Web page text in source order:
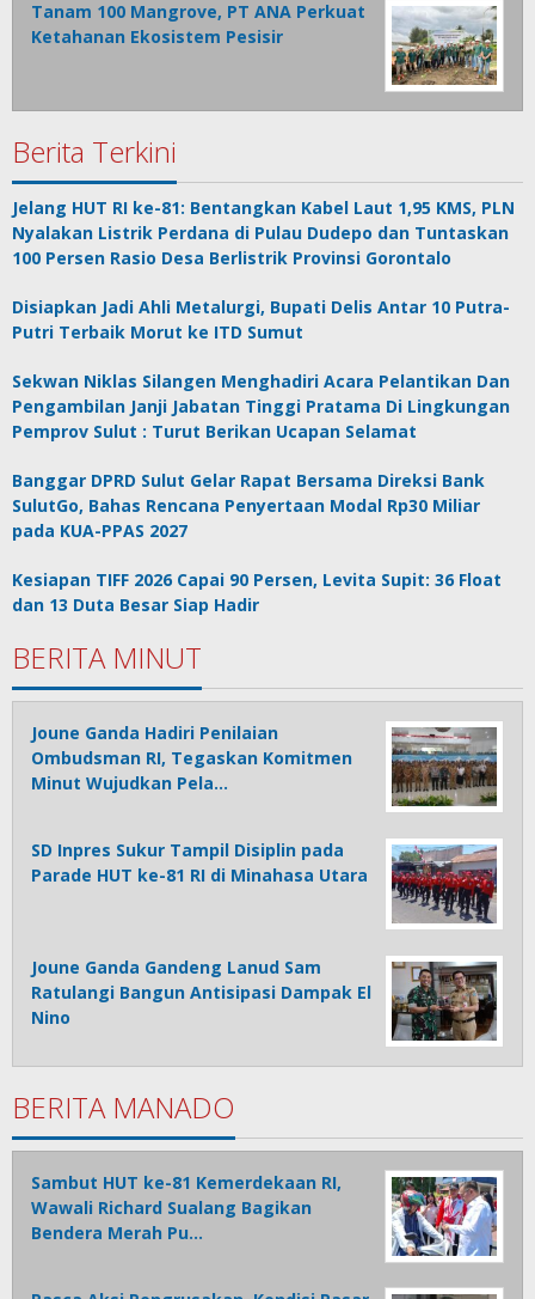
Tanam 100 Mangrove, PT ANA Perkuat
Ketahanan Ekosistem Pesisir
Berita Terkini
Jelang HUT RI ke-81: Bentangkan Kabel Laut 1,95 KMS, PLN
Nyalakan Listrik Perdana di Pulau Dudepo dan Tuntaskan
100 Persen Rasio Desa Berlistrik Provinsi Gorontalo
Disiapkan Jadi Ahli Metalurgi, Bupati Delis Antar 10 Putra-
Putri Terbaik Morut ke ITD Sumut
Sekwan Niklas Silangen Menghadiri Acara Pelantikan Dan
Pengambilan Janji Jabatan Tinggi Pratama Di Lingkungan
Pemprov Sulut : Turut Berikan Ucapan Selamat
Banggar DPRD Sulut Gelar Rapat Bersama Direksi Bank
SulutGo, Bahas Rencana Penyertaan Modal Rp30 Miliar
pada KUA-PPAS 2027
Kesiapan TIFF 2026 Capai 90 Persen, Levita Supit: 36 Float
dan 13 Duta Besar Siap Hadir
BERITA MINUT
Joune Ganda Hadiri Penilaian
Ombudsman RI, Tegaskan Komitmen
Minut Wujudkan Pela…
SD Inpres Sukur Tampil Disiplin pada
Parade HUT ke-81 RI di Minahasa Utara
Joune Ganda Gandeng Lanud Sam
Ratulangi Bangun Antisipasi Dampak El
Nino
BERITA MANADO
Sambut HUT ke-81 Kemerdekaan RI,
Wawali Richard Sualang Bagikan
Bendera Merah Pu…